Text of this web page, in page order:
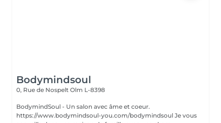
Bodymindsoul
0, Rue de Nospelt Olm L-8398
BodymindSoul - Un salon avec âme et coeur.
https://www.bodymindsoul-you.com/bodymindsoul Je vous